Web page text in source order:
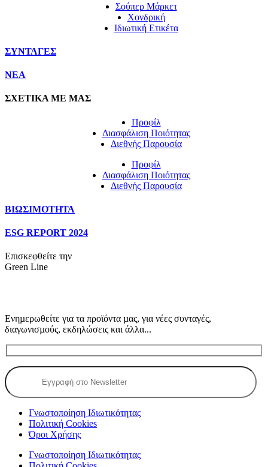
Σούπερ Μάρκετ
Χονδρική
Ιδιωτική Ετικέτα
ΣΥΝΤΑΓΕΣ
NEA
ΣΧΕΤΙΚΑ ΜΕ ΜΑΣ
Προφίλ
Διασφάλιση Ποιότητας
Διεθνής Παρουσία
Προφίλ
Διασφάλιση Ποιότητας
Διεθνής Παρουσία
ΒΙΩΣΙΜΟΤΗΤΑ
ESG REPORT 2024
Επισκεφθείτε την
Green Line
Ενηµερωθείτε για τα προϊόντα µας, για νέες συνταγές,
διαγωνισµούς, εκδηλώσεις και άλλα...
Γνωστοποίηση Ιδιωτικότητας
Πολιτική Cookies
Όροι Χρήσης
Γνωστοποίηση Ιδιωτικότητας